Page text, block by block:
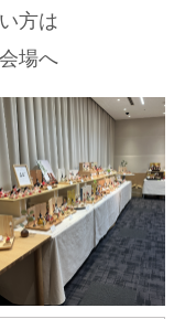
方は
場へ